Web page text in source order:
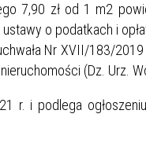
7,90 zł od 1 m2
o podatkach i
Nr XVII/183/
(Dz. Urz.
r. i podlega